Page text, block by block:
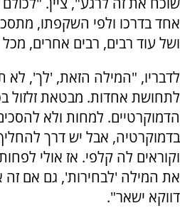
אחד בדרכו ולפי השקפתו,
ושל עוד רבים, רבים אחרים,
לדבריו, "המילה הזאת, 'לך', לא
לתחושת אחדות. מבטאת זלזול
הדמוקרטיים. למחות ולא
בדמוקרטיה, אבל יש דרך
וקוראים לה קלפי. אז אולי
את המילה 'לבחירות', גם אם
דווקא ישאר".